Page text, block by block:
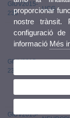
GIUV2015-
235
UCG
GIUV2015-
236
GIUV2015-
proporcionar
nostre trànsit.
configuració
informació Més